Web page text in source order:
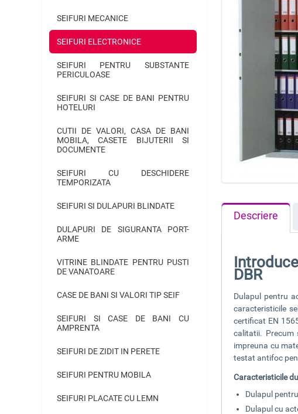
SEIFURI MECANICE
SEIFURI ELECTRONICE
SEIFURI PENTRU SUBSTANTE
PERICULOASE
SEIFURI SI CASE DE BANI PENTRU
HOTELURI
CUTII DE VALORI, CASA DE BANI
MOBILA, CASETE BIJUTERII SI
DOCUMENTE
SEIFURI CU DESCHIDERE
TEMPORIZATA
SEIFURI SI DULAPURI BLINDATE
DULAPURI DE SIGURANTA PORT-
ARME
VITRINE BLINDATE PENTRU PUSTI
DE VANATOARE
CASE DE BANI SI VALORI TIP SEIF
SEIFURI SI CASE DE BANI CU
AMPRENTA
SEIFURI DE ZIDIT IN PERETE
SEIFURI PENTRU MOBILA
SEIFURI PLACATE CU LEMN
Descriere
DBR
Dulapul pentru
caracteristicile
certificat EN
calitatii. Precum
impreuna cu
testat antifoc
Caracteristicile
Dulapul
Dulapul cu